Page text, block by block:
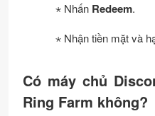
⋆ Nhấn Redeem.
⋆ Nhận tiền mặt và
Có máy chủ
Ring Farm không?